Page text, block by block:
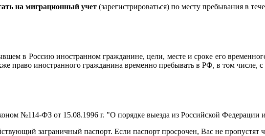
на миграционный учет (зарегистрироваться) по месту пребывания в
в Россию иностранном гражданине, цели, месте и сроке его
право иностранного гражданина временно пребывать в РФ, в том числе, с
№114-ФЗ от 15.08.1996 г. "О порядке выезда из Российской Федерации
заграничный паспорт. Если паспорт просрочен, Вас не пропустят